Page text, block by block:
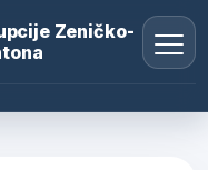
Zeničko-